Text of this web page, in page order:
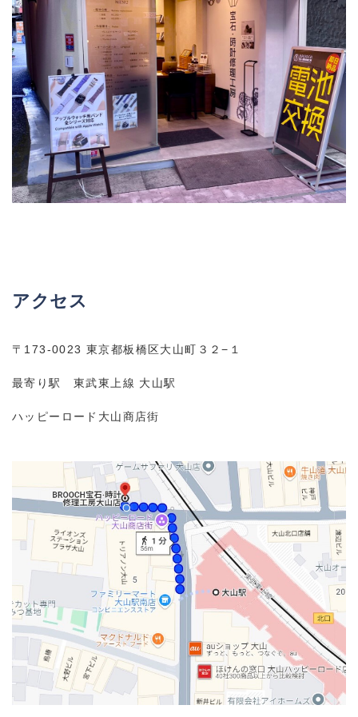
アクセス
〒173-0023 東京都板橋区大山町３２−１
最寄り駅 東武東上線 大山駅
ハッピーロード大山商店街